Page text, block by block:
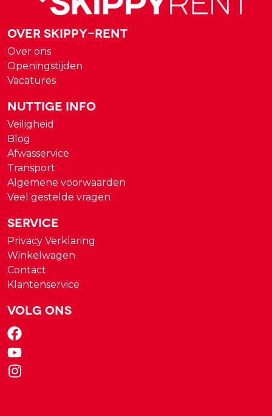
Over Skippy-rent
Over ons
Openingstijden
Vacatures
Nuttige Info
Veiligheid
Blog
Afwasservice
Transport
Algemene voorwaarden
Veel gestelde vragen
Service
Privacy Verklaring
Winkelwagen
Contact
Klantenservice
Volg ons